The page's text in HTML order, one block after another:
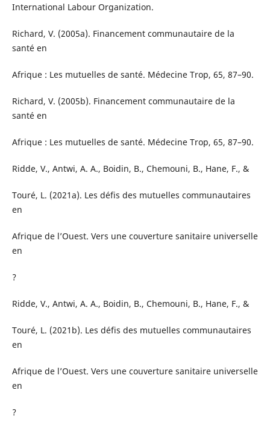
International Labour Organization.
Richard, V. (2005a). Financement communautaire de la
santé en
Afrique : Les mutuelles de santé. Médecine Trop, 65, 87–90.
Richard, V. (2005b). Financement communautaire de la
santé en
Afrique : Les mutuelles de santé. Médecine Trop, 65, 87–90.
Ridde, V., Antwi, A. A., Boidin, B., Chemouni, B., Hane, F., &
Touré, L. (2021a). Les défis des mutuelles communautaires
en
Afrique de l’Ouest. Vers une couverture sanitaire universelle
en
?
Ridde, V., Antwi, A. A., Boidin, B., Chemouni, B., Hane, F., &
Touré, L. (2021b). Les défis des mutuelles communautaires
en
Afrique de l’Ouest. Vers une couverture sanitaire universelle
en
?